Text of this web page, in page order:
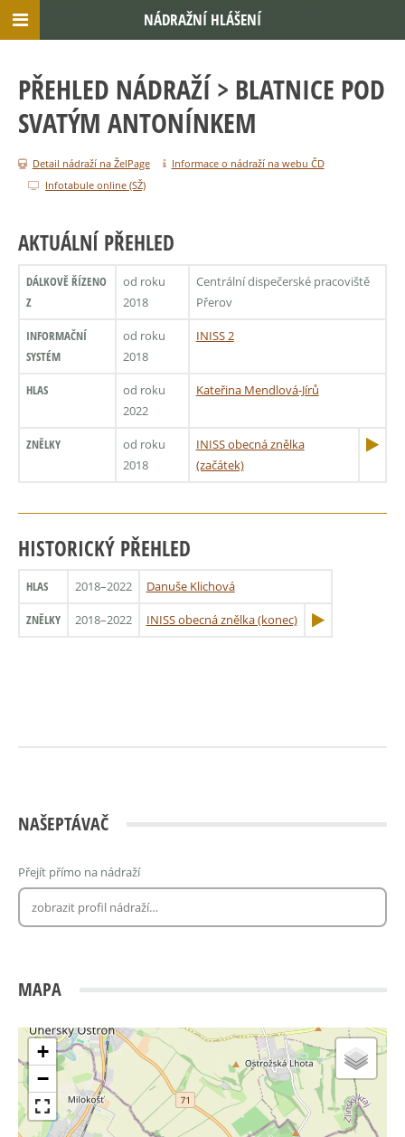
PŘEHLED NÁDRAŽÍ > BLATNICE POD
SVATÝM ANTONÍNKEM
Detail nádraží na ŽelPage
Informace o nádraží na webu ČD
Infotabule online (SŽ)
AKTUÁLNÍ PŘEHLED
DÁLKOVĚ ŘÍZENO
Z
od roku
2018
Centrální dispečerské pracoviště
Přerov
INFORMAČNÍ
SYSTÉM
od roku
2018
INISS 2
HLAS
od roku
2022
Kateřina Mendlová-Jírů
ZNĚLKY
od roku
2018
INISS obecná znělka
(začátek)
HISTORICKÝ PŘEHLED
HLAS 2018–2022 Danuše Klichová
ZNĚLKY 2018–2022 INISS obecná znělka (konec)
NAŠEPTÁVAČ
Přejít přímo na nádraží
MAPA
+
−
NÁDRAŽNÍ HLÁŠENÍ